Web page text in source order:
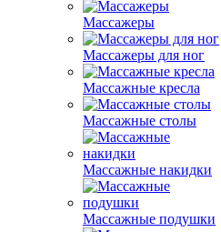
Массажеры
Массажеры для ног
Массажные кресла
Массажные столы
Массажные накидки
Массажные подушки